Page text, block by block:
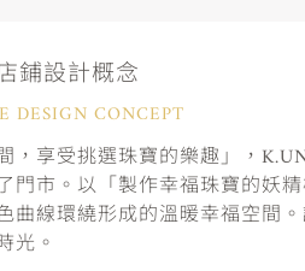
鋪設計概念
DESIGN CONCEPT
，享受挑選珠寶的樂趣」，
市。以「製作幸福珠寶的妖精
曲線環繞形成的溫暖幸福空間
光。